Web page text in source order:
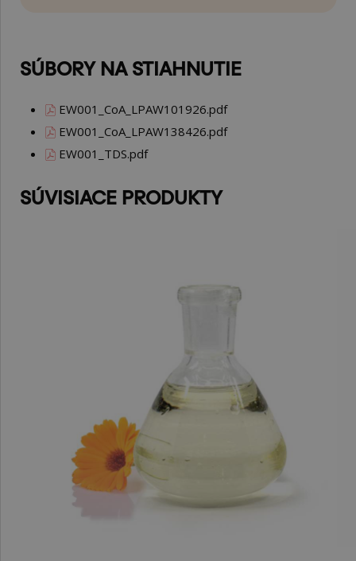
SÚBORY NA STIAHNUTIE
EW001_CoA_LPAW101926.pdf
EW001_CoA_LPAW138426.pdf
EW001_TDS.pdf
SÚVISIACE PRODUKTY